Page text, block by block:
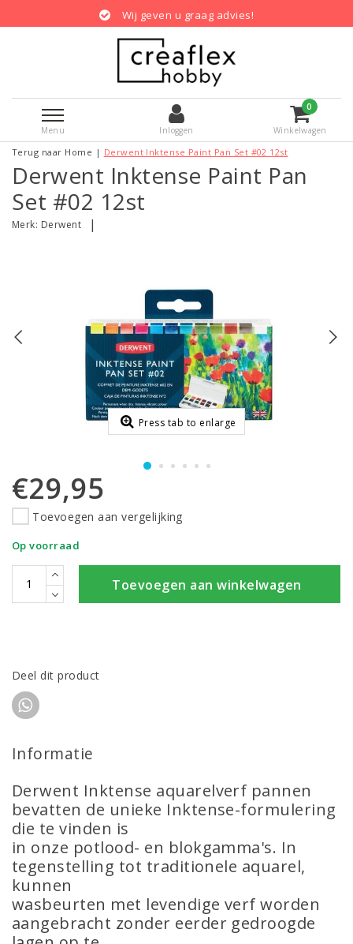
Wij geven u graag advies!
Menu Inloggen
0
Winkelwagen
Terug naar Home | Derwent Inktense Paint Pan Set #02 12st
Derwent Inktense Paint Pan
Set #02 12st
Merk: Derwent |
Press tab to enlarge
€29,95
Toevoegen aan vergelijking
Op voorraad
Toevoegen aan winkelwagen
Deel dit product
Informatie
Derwent Inktense aquarelverf pannen
bevatten de unieke Inktense-formulering
die te vinden is
in onze potlood- en blokgamma's. In
tegenstelling tot traditionele aquarel,
kunnen
wasbeurten met levendige verf worden
aangebracht zonder eerder gedroogde